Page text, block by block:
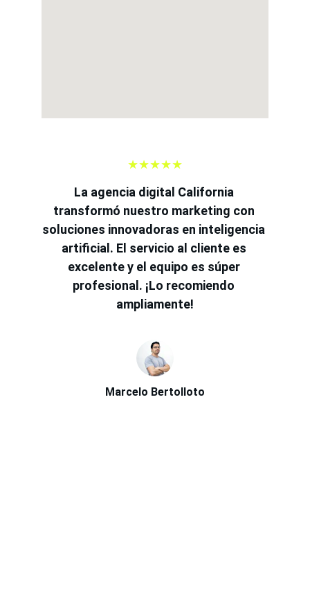
La agencia digital California
transformó nuestro marketing con
soluciones innovadoras en inteligencia
artificial. El servicio al cliente es
excelente y el equipo es súper
profesional. ¡Lo recomiendo
ampliamente!
Marcelo Bertolloto
★★★★★